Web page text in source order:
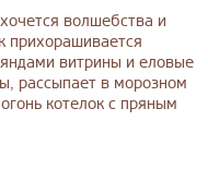
волшебства и
прихорашивается
витрины и еловые
рассыпает в морозном
котелок с пряным